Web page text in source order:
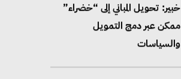
خبير: تحويل المباني إلى “خضراء”
ممكن عبر دمج التمويل
والسياسات